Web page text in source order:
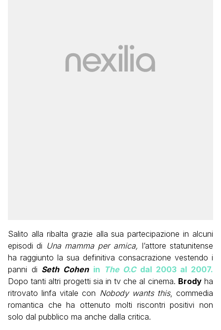
Salito alla ribalta grazie alla sua partecipazione in alcuni
episodi di Una mamma per amica, l’attore statunitense
ha raggiunto la sua definitiva consacrazione vestendo i
panni di Seth Cohen in The O.C dal 2003 al 2007.
Dopo tanti altri progetti sia in tv che al cinema. Brodyha
ritrovato linfa vitale con Nobody wants this, commedia
romantica che ha ottenuto molti riscontri positivi non
solo dal pubblico ma anche dalla critica.